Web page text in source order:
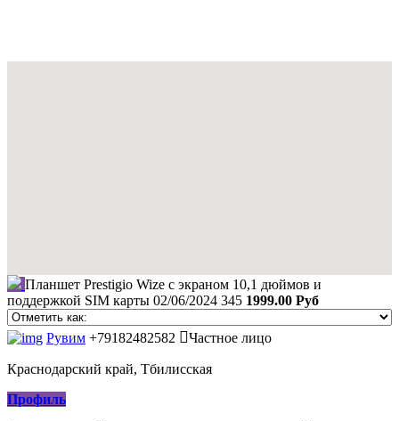
Планшет Prestigio Wize с экраном 10,1 дюймов и
поддержкой SIM карты 02/06/2024 345 1999.00 Руб
Рувим +79182482582 Частное лицо
Краснодарский край, Тбилисская
Профиль